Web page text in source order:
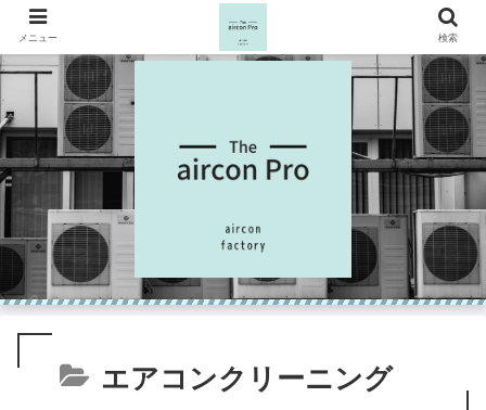
エアコンクリーニング
メニュー 検索